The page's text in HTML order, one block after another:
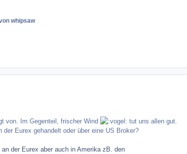
whipsaw
von. Im Gegenteil, frischer Wind
tut uns allen gut.
Eurex gehandelt oder über eine US Broker?
der Eurex aber auch in Amerika zB. den